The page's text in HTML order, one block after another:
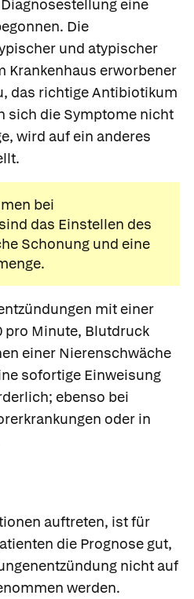
eine
Die
und atypischer
Krankenhaus erworbener
das richtige Antibiotikum
sich die Symptome nicht
wird auf ein anderes
bei
das Einstellen des
Schonung und eine
mit einer
pro Minute, Blutdruck
einer Nierenschwäche
sofortige Einweisung
ebenso bei
oder in
auftreten, ist für
die Prognose gut,
nicht auf
werden.